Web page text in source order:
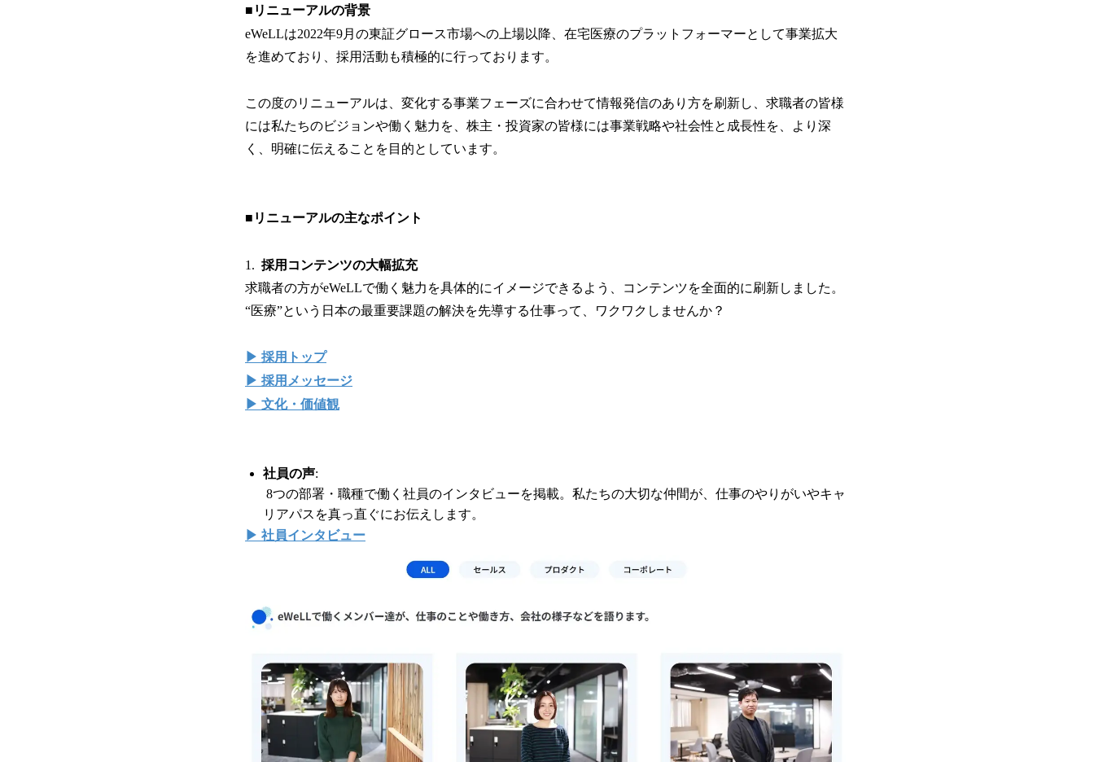
■リニューアルの背景
eWeLLは2022年9月の東証グロース市場への上場以降、在宅医療のプラットフォーマーとして事業拡大
を進めており、採用活動も積極的に行っております。
この度のリニューアルは、変化する事業フェーズに合わせて情報発信のあり方を刷新し、求職者の皆様
には私たちのビジョンや働く魅力を、株主・投資家の皆様には事業戦略や社会性と成長性を、より深
く、明確に伝えることを目的としています。
■リニューアルの主なポイント
1. 採用コンテンツの大幅拡充
求職者の方がeWeLLで働く魅力を具体的にイメージできるよう、コンテンツを全面的に刷新しました。
“医療”という日本の最重要課題の解決を先導する仕事って、ワクワクしませんか？
▶ 採用トップ
▶ 採用メッセージ
▶ 文化・価値観
社員の声:
8つの部署・職種で働く社員のインタビューを掲載。私たちの大切な仲間が、仕事のやりがいやキャ
リアパスを真っ直ぐにお伝えします。
▶ 社員インタビュー